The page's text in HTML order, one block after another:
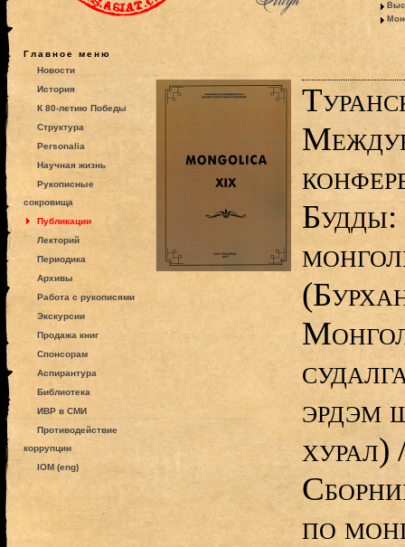
Главное меню
Новости
История
К 80-летию Победы
Структура
Personalia
Научная жизнь
Рукописные
сокровища
Публикации
Лекторий
Периодика
Архивы
Работа с рукописями
Экскурсии
Продажа книг
Спонсорам
Аспирантура
Библиотека
ИВР в СМИ
Противодействие
коррупции
IOM (eng)
Будды:
эрдэм
по